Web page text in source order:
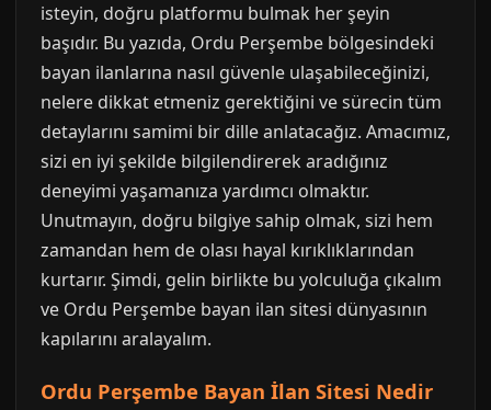
isteyin, doğru platformu bulmak her şeyin
başıdır. Bu yazıda, Ordu Perşembe bölgesindeki
bayan ilanlarına nasıl güvenle ulaşabileceğinizi,
nelere dikkat etmeniz gerektiğini ve sürecin tüm
detaylarını samimi bir dille anlatacağız. Amacımız,
sizi en iyi şekilde bilgilendirerek aradığınız
deneyimi yaşamanıza yardımcı olmaktır.
Unutmayın, doğru bilgiye sahip olmak, sizi hem
zamandan hem de olası hayal kırıklıklarından
kurtarır. Şimdi, gelin birlikte bu yolculuğa çıkalım
ve Ordu Perşembe bayan ilan sitesi dünyasının
kapılarını aralayalım.
Ordu Perşembe Bayan İlan Sitesi Nedir